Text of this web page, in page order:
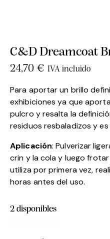
C&D Dreamcoat
24,70 € IVA incluido
Para aportar un brillo
exhibiciones ya que
pulcro y resalta la
residuos resbaladizos y
Aplicación: Pulverizar
crin y la cola y luego
utiliza por primera vez,
horas antes del uso.
2 disponibles